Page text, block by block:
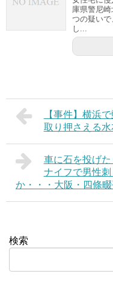
庫県警尼
つの疑い
し...
【事件】横浜
取り押さえる
車に石を投げ
ナイフで男性
か・・・大阪・四條
検索